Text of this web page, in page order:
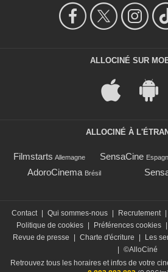
ALLOCINÉ SUR
ALLOCINÉ À
Filmstarts Allemagne SensaCine
AdoroCinema Brésil
Contact Qui sommes-nous Recrutement
Politique de cookies
Préférences cookies
Revue de presse
Charte d'écriture Les
©AlloCiné
Retrouvez tous les horaires et infos de votre